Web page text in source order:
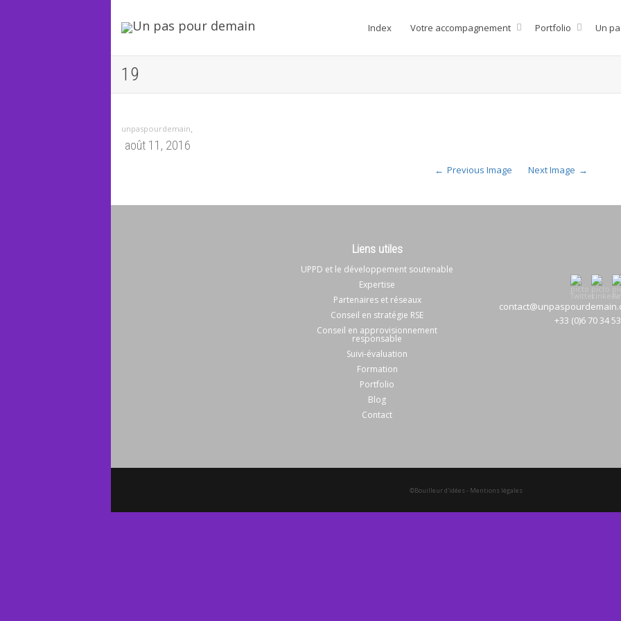
Index Votre accompagnement Portfolio Un
19
unpaspourdemain,
août 11, 2016
Previous Image Next Image
Liens utiles
UPPD et le développement soutenable
Expertise
Partenaires et réseaux
Conseil en stratégie RSE
Conseil en approvisionnement
responsable
Suivi-évaluation
Formation
Portfolio
Blog
Contact
+33 (0)6 70 34
©Bouilleur d'idées - Mentions légales